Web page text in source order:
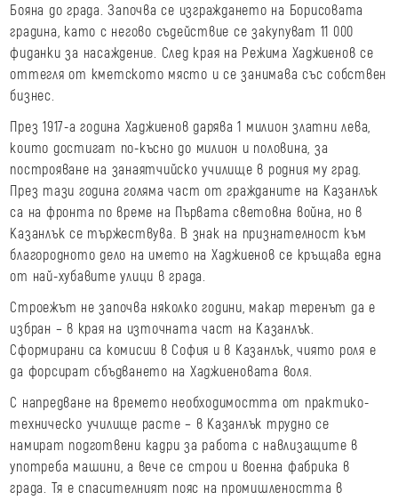
Бояна до града. Започва се изграждането на Борисовата
градина, като с негово съдействие се закупуват 11 000
фиданки за насаждение. След края на Режима Хаджиенов се
оттегля от кметското място и се занимава със собствен
бизнес.
През 1917-а година Хаджиенов дарява 1 милион златни лева,
които достигат по-късно до милион и половина, за
построяване на занаятчийско училище в родния му град.
През тази година голяма част от гражданите на Казанлък
са на фронта по време на Първата световна война, но в
Казанлък се тържествува. В знак на признателност към
благородното дело на името на Хаджиенов се кръщава една
от най-хубавите улици в града.
Строежът не започва няколко години, макар теренът да е
избран – в края на източната част на Казанлък.
Сформирани са комисии в София и в Казанлък, чиято роля е
да форсират сбъдването на Хаджиеновата воля.
С напредване на времето необходимостта от практико-
техническо училище расте – в Казанлък трудно се
намират подготвени кадри за работа с навлизащите в
употреба машини, а вече се строи и военна фабрика в
града. Тя е спасителният пояс на промишлеността в